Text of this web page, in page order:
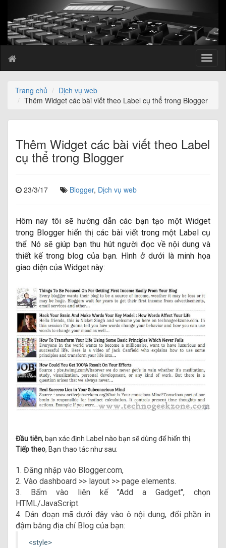
T
o
l
n
v
i
Trang chủ
Dịch vụ web
Thêm Widget các bài viết theo Label cụ thể trong Blogger
Thêm Widget các bài viết theo Label
cụ thể trong Blogger
23/3/17 Blogger, Dịch vụ web
Hôm nay tôi sẽ hướng dẫn các bạn tạo một Widget
trong Blogger hiển thị các bài viết trong một Label cụ
thể. Nó sẽ giúp bạn thu hút người đọc về nội dung và
thiết kế trong blog của bạn. Hình ở dưới là minh họa
giao diện của Widget này:
Đầu tiên, bạn xác định Label nào bạn sẽ dùng để hiển thị.
Tiếp theo, Bạn thao tác như sau:
1. Đăng nhập vào Blogger.com,
2. Vào dashboard >> layout >> page elements.
3. Bấm vào liên kế "Add a Gadget", chọn
HTML/JavaScript.
4. Dán đoạn mã dưới đây vào ô nội dung, đổi phần in
đậm bằng địa chỉ Blog của bạn:
<style>